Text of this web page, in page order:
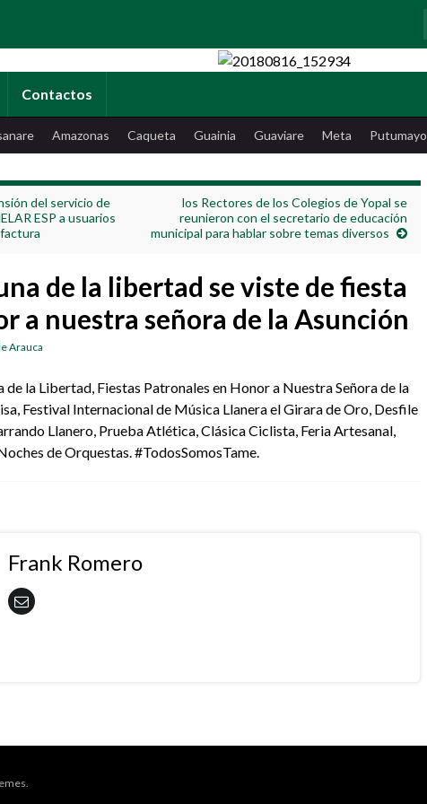
Contactos
Amazonas Caqueta Guainia Guaviare Meta Putumayo
del servicio de
ESP a usuarios
los Rectores de los Colegios de Yopal se
reunieron con el secretario de educación
municipal para hablar sobre temas diversos
de la libertad se viste de fiesta
a nuestra señora de la Asunción
Arauca
de la Libertad, Fiestas Patronales en Honor a Nuestra Señora de la
Festival Internacional de Música Llanera el Girara de Oro, Desfile
Llanero, Prueba Atlética, Clásica Ciclista, Feria Artesanal,
de Orquestas. #TodosSomosTame.
Frank Romero
.